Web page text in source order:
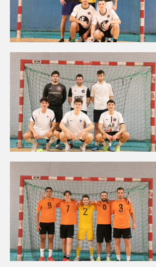
DIJON
SPORTS IND
BESANÇON
DIJON
COMMUNICATION
PALMARES
MAG DU SPORT-U
PHOTOTHÈQUE
BESANÇON
DIJON
VIDÉOTHÈQUE
LOGOTHÈQUE
AFFICHES